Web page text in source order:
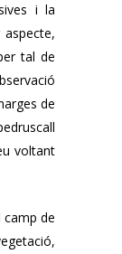
i la
tal de
de
voltant
camp de